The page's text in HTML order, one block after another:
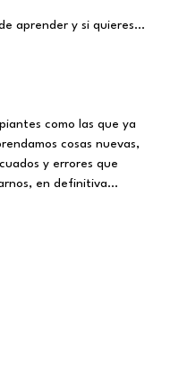
aprender y si quieres...
como las que ya
cosas nuevas,
y errores que
en definitiva...